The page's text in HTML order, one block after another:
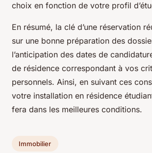
choix en fonction de votre profil
En résumé, la clé d’une réservation
sur une bonne préparation des
l’anticipation des dates de
de résidence correspondant à vos
personnels. Ainsi, en suivant ces
votre installation en résidence
fera dans les meilleures conditions.
Immobilier